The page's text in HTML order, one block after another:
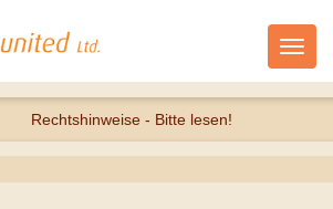
Rechtshinweise - Bitte lesen!